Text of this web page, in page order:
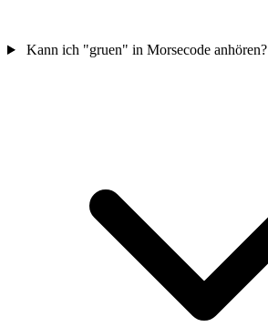
Kann ich "gruen" in Morsecode anhören?